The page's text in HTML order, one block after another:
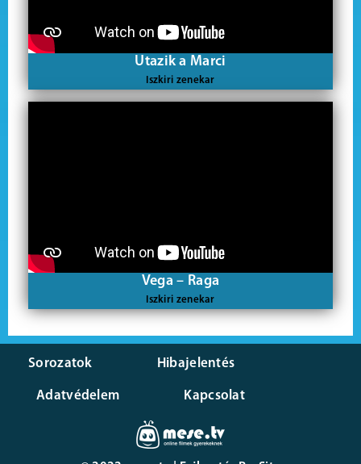
Utazik a Marci
Iszkiri zenekar
Vega – Raga
Iszkiri zenekar
Sorozatok Hibajelentés
Adatvédelem Kapcsolat